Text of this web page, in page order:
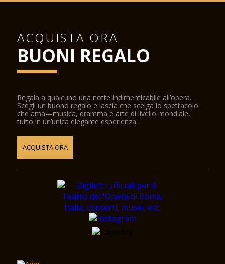
ACQUISTA ORA
BUONI REGALO
Regala a qualcuno una notte indimenticabile all’opera.
Scegli un buono regalo e lascia che scelga lo spettacolo
che ama—musica, dramma e arte di livello mondiale,
tutto in un’unica elegante esperienza.
ACQUISTA ORA